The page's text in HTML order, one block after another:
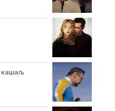
РТС КЛАСИКА
РТС ТРЕЗОР
РТС ПОЛЕТАРАЦ
кашаљ